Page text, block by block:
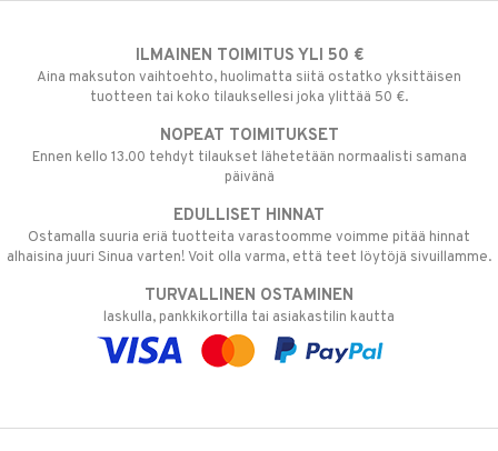
ILMAINEN TOIMITUS YLI 50 €
Aina maksuton vaihtoehto, huolimatta siitä ostatko yksittäisen
tuotteen tai koko tilauksellesi joka ylittää 50 €.
NOPEAT TOIMITUKSET
Ennen kello 13.00 tehdyt tilaukset lähetetään normaalisti samana
päivänä
EDULLISET HINNAT
Ostamalla suuria eriä tuotteita varastoomme voimme pitää hinnat
alhaisina juuri Sinua varten! Voit olla varma, että teet löytöjä sivuillamme.
TURVALLINEN OSTAMINEN
laskulla, pankkikortilla tai asiakastilin kautta